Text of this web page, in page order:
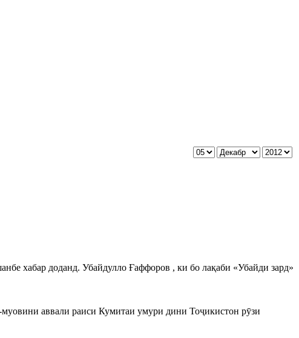
хабар доданд. Убайдулло Ғаффоров , ки бо лақаби «Убайди зард»
аввали раиси Кумитаи умури дини Тоҷикистон рӯзи